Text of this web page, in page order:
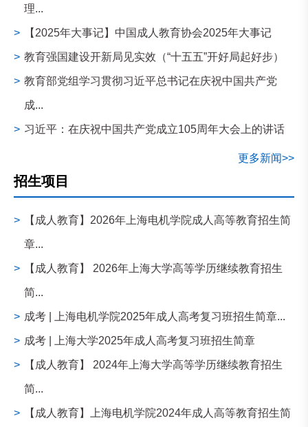
理...
> 【2025年大事记】中国成人教育协会2025年大事记
> 教育强国建设开新局见实效（“十五五”开好局起好步）
> 教育部党组学习贯彻习近平总书记在庆祝中国共产党
成...
> 习近平：在庆祝中国共产党成立105周年大会上的讲话
更多新闻>>
招生项目
> 【成人教育】2026年上海电机学院成人高等教育招生简
章...
> 【成人教育】 2026年上海大学高等学历继续教育招生
简...
> 成考 | 上海电机学院2025年成人高考复习班招生简章...
> 成考 | 上海大学2025年成人高考复习班招生简章
> 【成人教育】 2024年上海大学高等学历继续教育招生
简...
> 【成人教育】上海电机学院2024年成人高等教育招生简